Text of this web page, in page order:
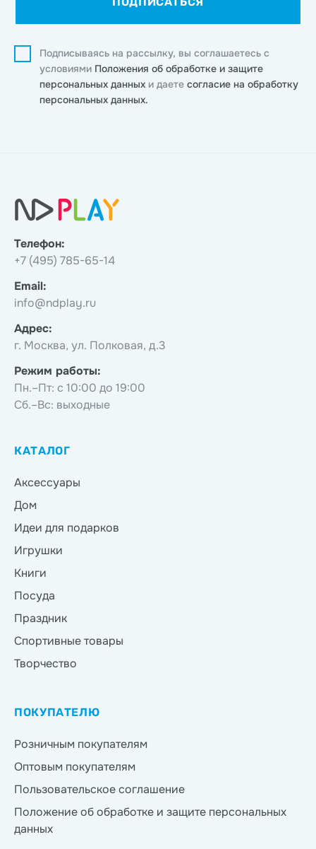
Подписываясь на рассылку, вы соглашаетесь с
условиями Положения об обработке и защите
персональных данных и даете согласие на обработку
персональных данных.
Телефон:
+7 (495) 785-65-14
Email:
info@ndplay.ru
Адрес:
г. Москва, ул. Полковая, д.3
Режим работы:
Пн.–Пт: с 10:00 до 19:00
Сб.–Вс: выходные
КАТАЛОГ
Аксессуары
Дом
Идеи для подарков
Игрушки
Книги
Посуда
Праздник
Спортивные товары
Творчество
ПОКУПАТЕЛЮ
Розничным покупателям
Оптовым покупателям
Пользовательское соглашение
Положение об обработке и защите персональных
данных